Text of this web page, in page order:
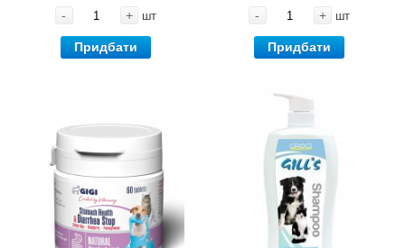
- + шт
Придбати
- + шт
Придбати